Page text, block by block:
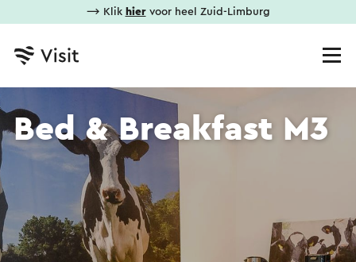
⟶ Klik hiervoor heel Zuid-Limburg
Bed & Breakfast M3